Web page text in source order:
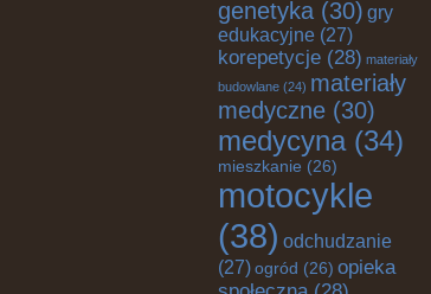
genetyka (30) gry
edukacyjne (27)
korepetycje (28) materiały
budowlane (24) materiały
medyczne (30)
medycyna(34)
mieszkanie (26)
motocykle
(38) odchudzanie
(27) ogród (26) opieka